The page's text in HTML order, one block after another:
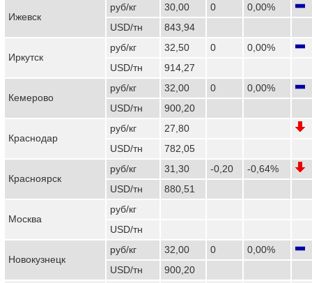
Ижевск
руб/кг 30,00 0
0,00%
USD/тн
843,94
Иркутск
руб/кг 32,50 0
0,00%
USD/тн
914,27
Кемерово
руб/кг 32,00 0
0,00%
USD/тн
900,20
Краснодар
руб/кг
27,80
USD/тн
782,05
Красноярск
руб/кг 31,30 -0,20
-0,64%
USD/тн
880,51
Москва
руб/кг
USD/тн
Новокузнецк
руб/кг 32,00 0
0,00%
USD/тн
900,20